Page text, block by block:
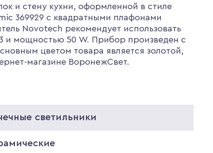
и стену кухни, оформленной в стиле
369929 с квадратными плафонами
Novotech рекомендует использовать
и мощностью 50 W. Прибор произведен с
цветом товара является золотой,
магазине ВоронежСвет.
светильники